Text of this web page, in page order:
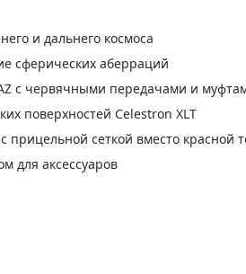
и дальнего космоса
сферических аберраций
с червячными передачами и
поверхностей Celestron XLT
сеткой вместо красной
для аксессуаров